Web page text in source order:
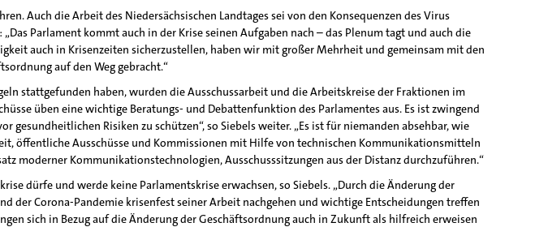
Auch die Arbeit des Niedersächsischen Landtages sei von den Konsequenzen des Virus
Parlament kommt auch in der Krise seinen Aufgaben nach – das Plenum tagt und auch die
auch in Krisenzeiten sicherzustellen, haben wir mit großer Mehrheit und gemeinsam mit den
auf den Weg gebracht.“
stattgefunden haben, wurden die Ausschussarbeit und die Arbeitskreise der Fraktionen im
üben eine wichtige Beratungs- und Debattenfunktion des Parlamentes aus. Es ist zwingend
Risiken zu schützen“, so Siebels weiter. „Es ist für niemanden absehbar, wie
öffentliche Ausschüsse und Kommissionen mit Hilfe von technischen Kommunikationsmitteln
moderner Kommunikationstechnologien, Ausschusssitzungen aus der Distanz durchzuführen.“
dürfe und werde keine Parlamentskrise erwachsen, so Siebels. „Durch die Änderung der
der Corona-Pandemie krisenfest seiner Arbeit nachgehen und wichtige Entscheidungen treffen
sich in Bezug auf die Änderung der Geschäftsordnung auch in Zukunft als hilfreich erweisen